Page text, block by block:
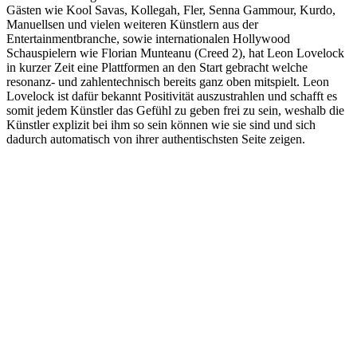
Gästen wie Kool Savas, Kollegah, Fler, Senna Gammour, Kurdo,
Manuellsen und vielen weiteren Künstlern aus der
Entertainmentbranche, sowie internationalen Hollywood
Schauspielern wie Florian Munteanu (Creed 2), hat Leon Lovelock
in kurzer Zeit eine Plattformen an den Start gebracht welche
resonanz- und zahlentechnisch bereits ganz oben mitspielt. Leon
Lovelock ist dafür bekannt Positivität auszustrahlen und schafft es
somit jedem Künstler das Gefühl zu geben frei zu sein, weshalb die
Künstler explizit bei ihm so sein können wie sie sind und sich
dadurch automatisch von ihrer authentischsten Seite zeigen.